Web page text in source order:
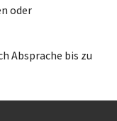
oder
Absprache bis zu